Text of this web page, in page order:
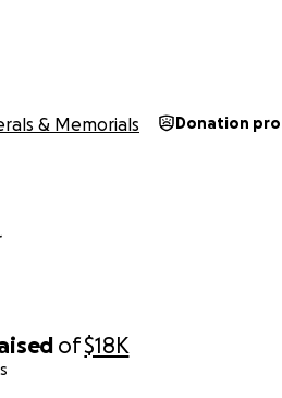
of$18K
& Memorials Donation